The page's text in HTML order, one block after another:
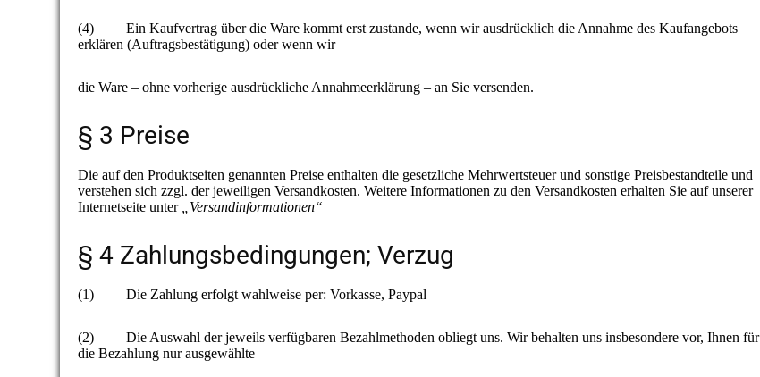
(4) Ein Kaufvertrag über die Ware kommt erst zustande, wenn wir ausdrücklich die Annahme des Kaufangebots
erklären (Auftragsbestätigung) oder wenn wir
die Ware – ohne vorherige ausdrückliche Annahmeerklärung – an Sie versenden.
§ 3 Preise
Die auf den Produktseiten genannten Preise enthalten die gesetzliche Mehrwertsteuer und sonstige Preisbestandteile und
verstehen sich zzgl. der jeweiligen Versandkosten. Weitere Informationen zu den Versandkosten erhalten Sie auf unserer
Internetseite unter
„Versandinformationen“
§ 4 Zahlungsbedingungen; Verzug
(1) Die Zahlung erfolgt wahlweise per: Vorkasse, Paypal
(2) Die Auswahl der jeweils verfügbaren Bezahlmethoden obliegt uns. Wir behalten uns insbesondere vor, Ihnen für
die Bezahlung nur ausgewählte